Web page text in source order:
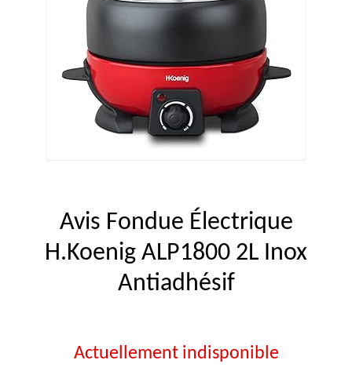
Avis Fondue Électrique
H.Koenig ALP1800 2L Inox
Antiadhésif
Actuellement indisponible